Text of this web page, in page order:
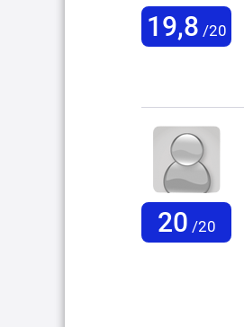
19,8 /20
20 /20